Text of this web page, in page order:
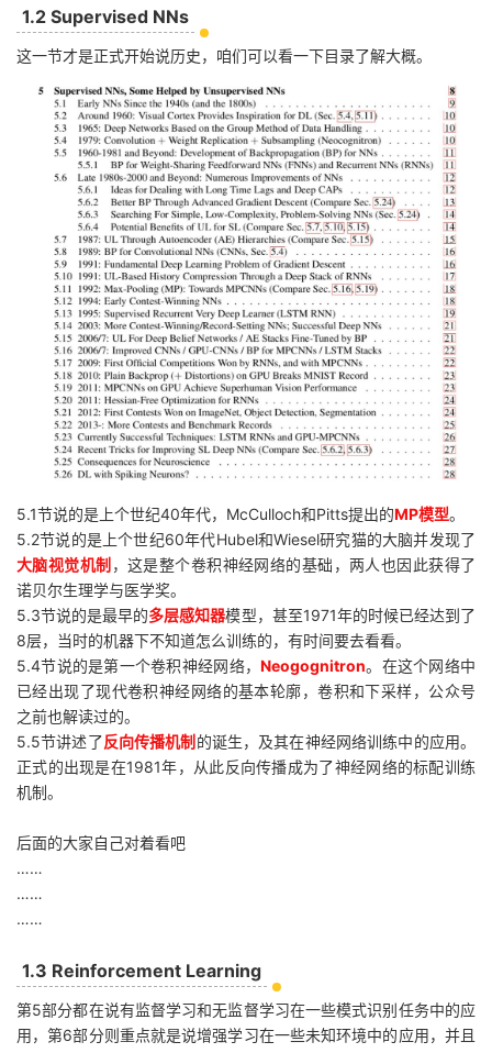
1.2 Supervised NNs
这一节才是正式开始说历史，咱们可以看一下目录了解大概。
5.1节说的是上个世纪40年代， McCulloch和Pitts提出的MP模型。
5.2节说的是上个世纪60年代Hubel和Wiesel研究猫的大脑并发现了
大脑视觉机制 ，这是整个卷积神经网络的基础，两人也因此获得了
诺贝尔生理学与医学奖。
5.3节说的是最早的多层感知器模型，甚至1971年的时候已经达到了
8层，当时的机器下不知道怎么训练的，有时间要去看看。
5.4节说的是第一个卷积神经网络，Neogognitron。在这个网络中
已经出现了现代卷积神经网络的基本轮廓，卷积和下采样，公众号
之前也解读过的。
5.5节讲述了反向传播机制 的诞生，及其在神经网络训练中的应用。
正式的出现是在1981年，从此反向传播成为了神经网络的标配训练
机制。
后面的大家自己对着看吧
……
……
……
1.3 Reinforcement Learning
第5部分都在说有监督学习和无监督学习在一些模式识别任务中的应
用，第6部分则重点就是说增强学习在一些未知环境中的应用，并且